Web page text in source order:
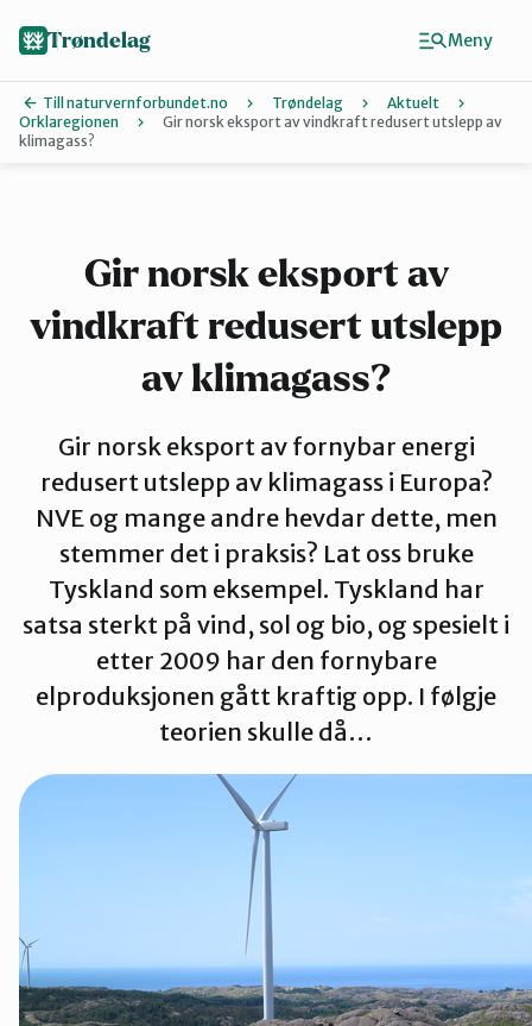
Inderøy
Levanger
Melhus
Namdalen
Orklaregionen
Røros og Holtålen
Steinkjer
Trøndelag
Till naturvernforbundet.no Trøndelag
Aktuelt
Orklaregionen
Gir norsk eksport av vindkraft redusert utslepp av
klimagass?
Gir norsk eksport av
vindkraft redusert utslepp
av klimagass?
Gir norsk eksport av fornybar energi
redusert utslepp av klimagass i Europa?
NVE og mange andre hevdar dette, men
stemmer det i praksis? Lat oss bruke
Tyskland som eksempel. Tyskland har
satsa sterkt på vind, sol og bio, og spesielt i
etter 2009 har den fornybare
elproduksjonen gått kraftig opp. I følgje
teorien skulle då…